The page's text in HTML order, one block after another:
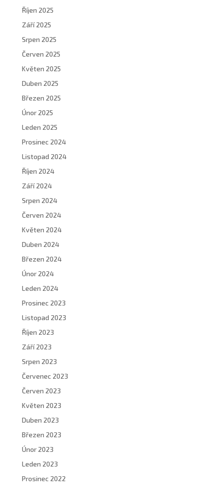
Říjen 2025
Září 2025
Srpen 2025
Červen 2025
Květen 2025
Duben 2025
Březen 2025
Únor 2025
Leden 2025
Prosinec 2024
Listopad 2024
Říjen 2024
Září 2024
Srpen 2024
Červen 2024
Květen 2024
Duben 2024
Březen 2024
Únor 2024
Leden 2024
Prosinec 2023
Listopad 2023
Říjen 2023
Září 2023
Srpen 2023
Červenec 2023
Červen 2023
Květen 2023
Duben 2023
Březen 2023
Únor 2023
Leden 2023
Prosinec 2022